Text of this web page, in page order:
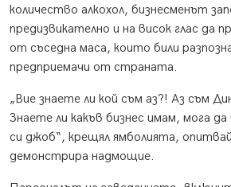
количество алкохол, бизнесменът
предизвикателно и на висок глас да
от съседна маса, които били
предприемачи от страната.
„Вие знаете ли кой съм аз?! Аз съм
Знаете ли какъв бизнес имам, мога да
си джоб“, крещял ямболията,
демонстрира надмощие.